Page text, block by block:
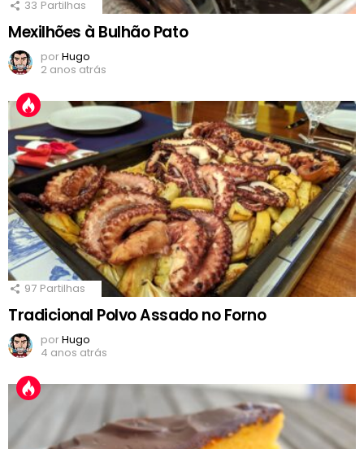
33 Partilhas
Mexilhões à Bulhão Pato
porHugo
2 anos atrás
97 Partilhas
Tradicional Polvo Assado no Forno
porHugo
4 anos atrás